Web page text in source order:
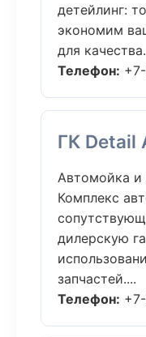
детейлинг:
экономим
для
Телефон:
ГК Detail
Автомойка и
Комплекс
дилерскую
запчастей....
Телефон: